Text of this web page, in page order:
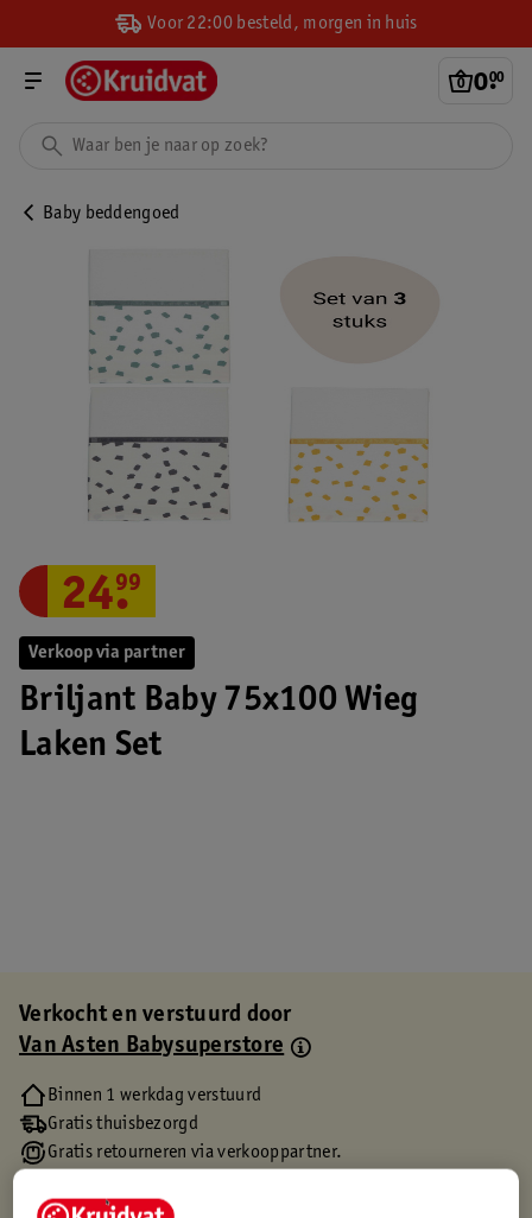
Voor 22:00 besteld, morgen in huis
0.
00
Baby beddengoed
Verkoop via partner
Briljant Baby 75x100 Wieg
Laken Set
24.
99
Verkocht en verstuurd door
Van Asten Babysuperstore
Binnen 1 werkdag verstuurd
Gratis thuisbezorgd
Gratis retourneren via verkooppartner.